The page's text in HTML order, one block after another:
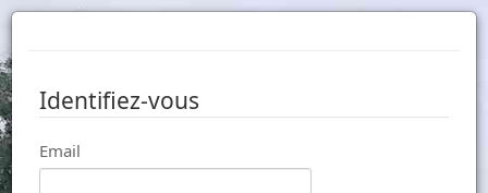
Identifiez-vous
Email